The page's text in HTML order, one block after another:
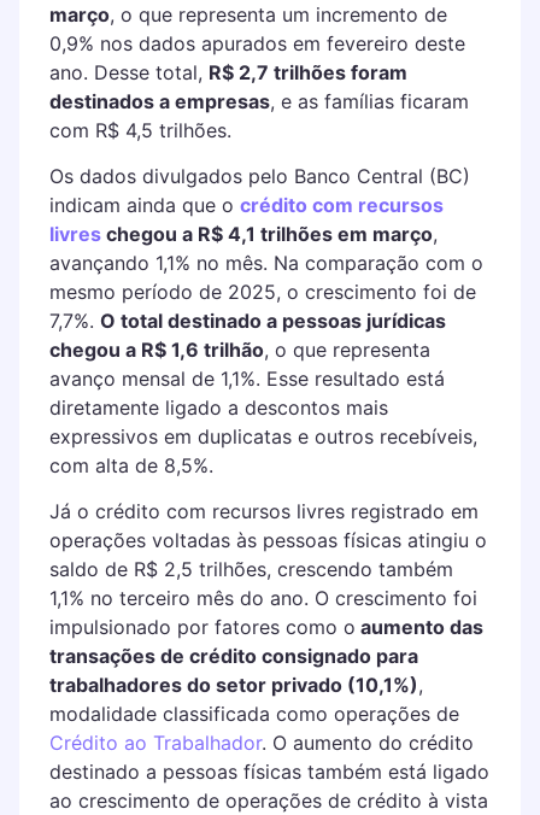
março, o que representa um incremento de
0,9% nos dados apurados em fevereiro deste
ano. Desse total, R$ 2,7 trilhões foram
destinados a empresas, e as famílias ficaram
com R$ 4,5 trilhões.
Os dados divulgados pelo Banco Central (BC)
indicam ainda que o crédito com recursos
livreschegou a R$ 4,1 trilhões em março,
avançando 1,1% no mês. Na comparação com o
mesmo período de 2025, o crescimento foi de
7,7%. O total destinado a pessoas jurídicas
chegou a R$ 1,6 trilhão, o que representa
avanço mensal de 1,1%. Esse resultado está
diretamente ligado a descontos mais
expressivos em duplicatas e outros recebíveis,
com alta de 8,5%.
Já o crédito com recursos livres registrado em
operações voltadas às pessoas físicas atingiu o
saldo de R$ 2,5 trilhões, crescendo também
1,1% no terceiro mês do ano. O crescimento foi
impulsionado por fatores como o aumento das
transações de crédito consignado para
trabalhadores do setor privado (10,1%),
modalidade classificada como operações de
Crédito ao Trabalhador. O aumento do crédito
destinado a pessoas físicas também está ligado
ao crescimento de operações de crédito à vista